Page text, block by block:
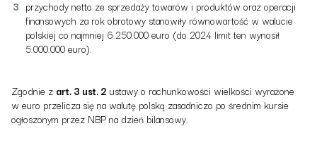
przychody netto ze sprzedaży towarów i produktów oraz operacji
finansowych za rok obrotowy stanowiły równowartość w walucie
polskiej co najmniej 6.250.000 euro (do 2024 limit ten wynosił
5.000.000 euro).
Zgodnie z art. 3 ust. 2 ustawy o rachunkowości wielkości wyrażone
w euro przelicza się na walutę polską zasadniczo po średnim kursie
ogłoszonym przez NBP na dzień bilansowy.